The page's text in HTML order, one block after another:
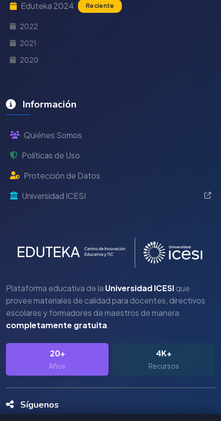
Eduteka 2024 Reciente
2022
2021
2020
Información
Quiénes Somos
Políticas de Uso
Protección de Datos
Universidad ICESI
Plataforma educativa de la Universidad ICESIque
provee materiales de calidad para docentes, directivos
escolares y formadores de maestros de manera
completamente gratuita.
20+
Años
4K+
Recursos
Síguenos